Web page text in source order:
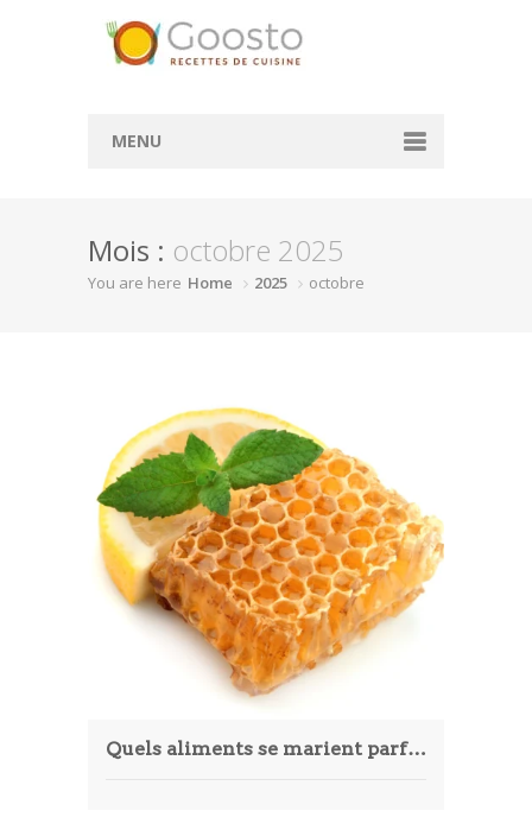
MENU
Convertisseur de mesure
Convertisseur cl en g
Actualité
À la une
Article
Aliments
Europe
Mois : octobre 2025
You are here Home 2025 octobre
Quels aliments se marient parfaitement avec le miel ?